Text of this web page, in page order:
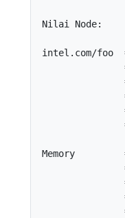
Nilai Node:
intel.com/foo
Memory